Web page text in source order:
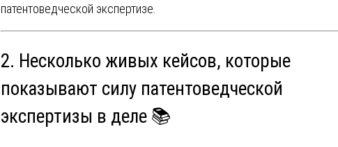
патентоведческой экспертизе.
2. Несколько живых кейсов, которые
показывают силу патентоведческой
экспертизы в деле 📚